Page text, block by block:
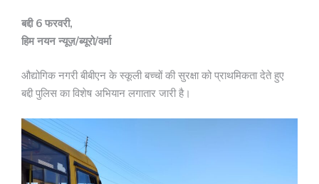
बद्दी 6 फरवरी,
हिम नयन न्यूज़/ब्यूरो/वर्मा
औद्योगिक नगरी बीबीएन के स्कूली बच्चों की सुरक्षा को प्राथमिकता देते हुए
बद्दी पुलिस का विशेष अभियान लगातार जारी है।